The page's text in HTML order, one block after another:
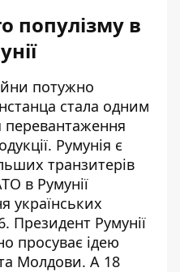
популізму в
потужно
стала одним
перевантаження
Румунія є
транзитерів
в Румунії
українських
Президент Румунії
просуває ідею
Молдови. А 18